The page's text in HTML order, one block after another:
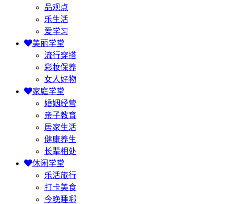
品观点
乐生活
爱学习
美丽学堂
流行穿搭
彩妆保养
女人好物
家庭学堂
婚姻经营
亲子教育
居家生活
健康养生
长辈相处
休闲学堂
乐活旅行
打卡美食
今晚睡哪